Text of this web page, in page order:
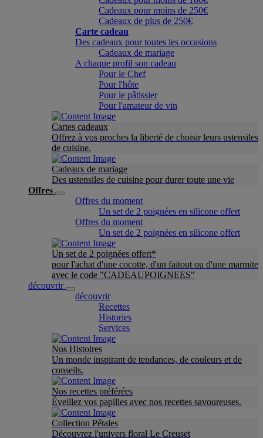
Cadeaux pour moins de 250€
Cadeaux de plus de 250€
Carte cadeau
Des cadeaux pour toutes les occasions
Cadeaux de mariage
A chaque profil son cadeau
Pour le Chef
Pour l'hôte
Pour le pâtissier
Pour l'amateur de vin
Cartes cadeaux
Offrez à vos proches la liberté de choisir leurs ustensiles
de cuisine.
Cadeaux de mariage
Des ustensiles de cuisine pour durer toute une vie
Offres
Offres du moment
Un set de 2 poignées en silicone offert
Offres du moment
Un set de 2 poignées en silicone offert
Un set de 2 poignées offert*
pour l'achat d'une cocotte, d'un faitout ou d'une marmite
avec le code "CADEAUPOIGNEES"
découvrir
découvrir
Recettes
Histories
Services
Nos Histoires
Un monde inspirant de tendances, de couleurs et de
conseils.
Nos recettes préférées
Éveillez vos papilles avec nos recettes savoureuses.
Collection Pétales
Découvrez l'univers floral Le Creuset